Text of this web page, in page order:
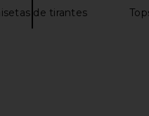
de tirantes